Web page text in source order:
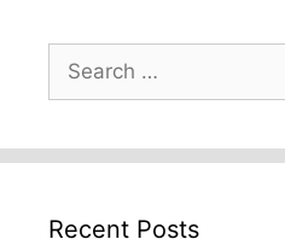
for:
Recent Posts